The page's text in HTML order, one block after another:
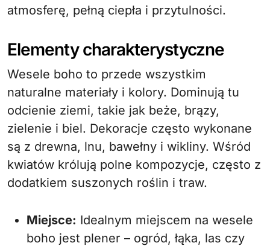
atmosferę, pełną ciepła i przytulności.
Elementy charakterystyczne
Wesele boho to przede wszystkim
naturalne materiały i kolory. Dominują tu
odcienie ziemi, takie jak beże, brązy,
zielenie i biel. Dekoracje często wykonane
są z drewna, lnu, bawełny i wikliny. Wśród
kwiatów królują polne kompozycje, często z
dodatkiem suszonych roślin i traw.
Miejsce: Idealnym miejscem na wesele
boho jest plener – ogród, łąka, las czy